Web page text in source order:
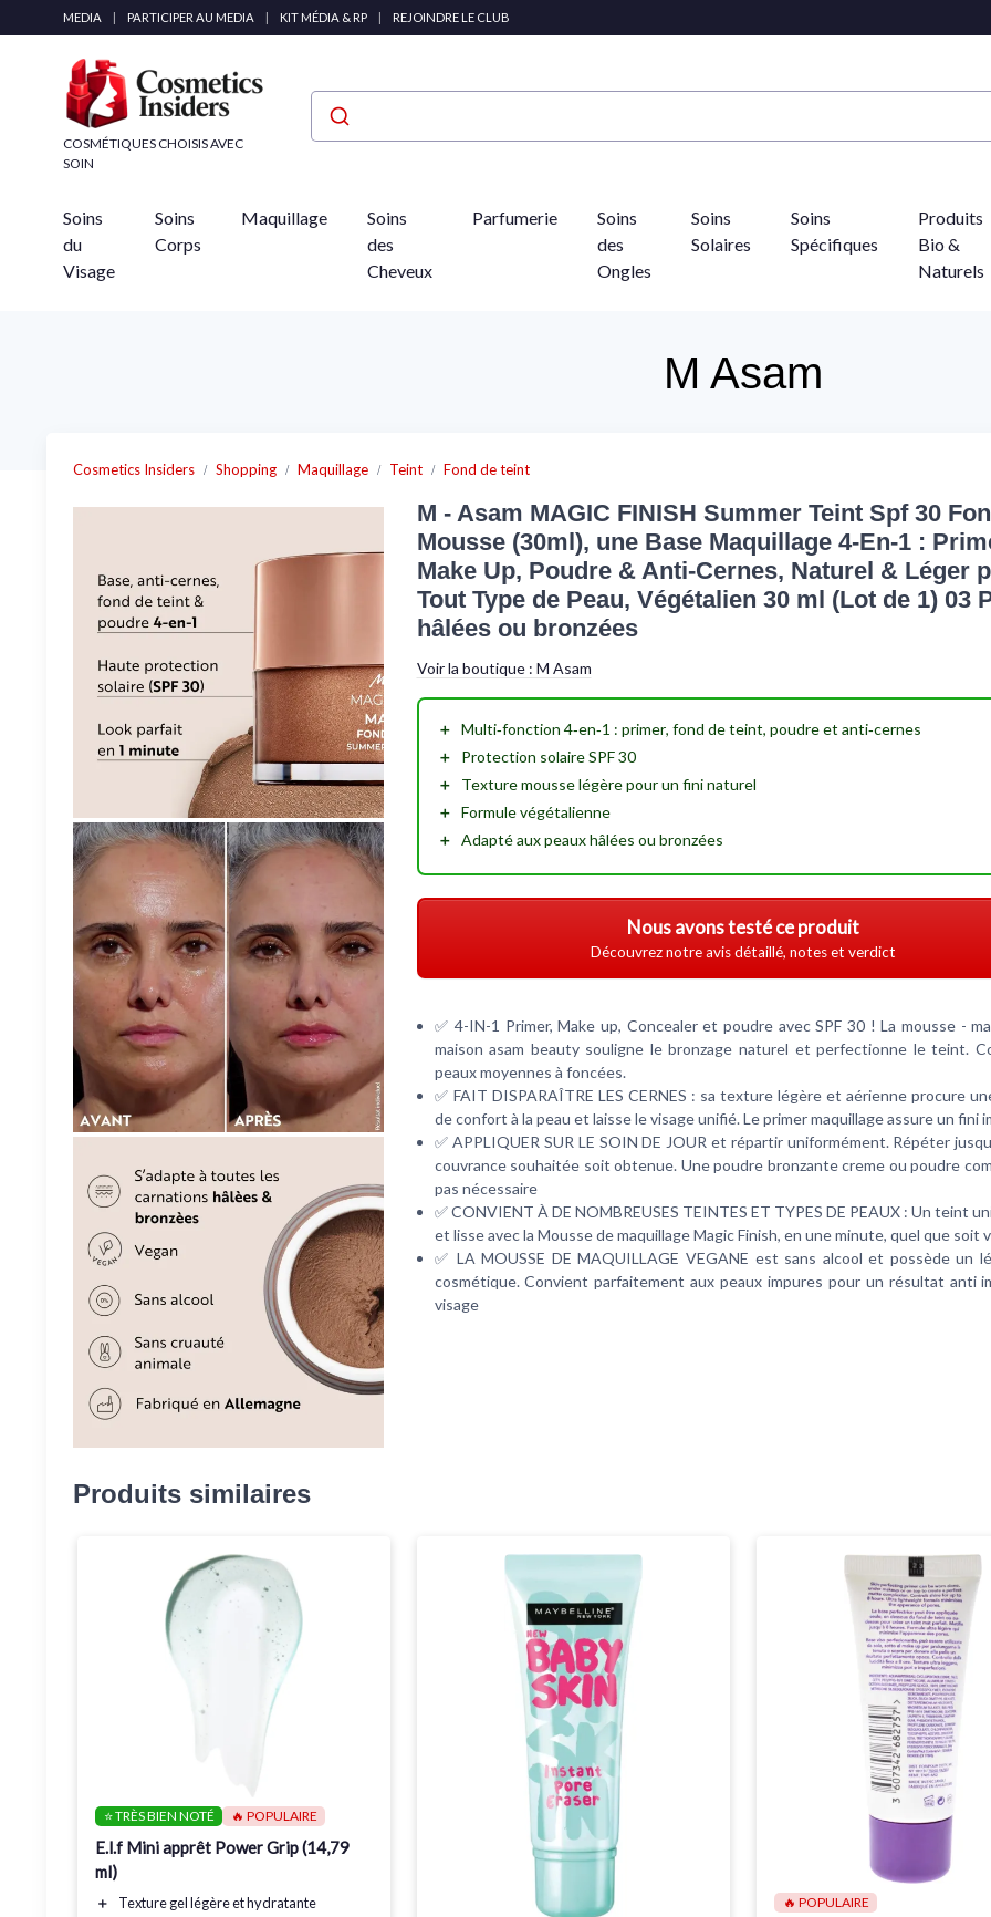
MEDIA | PARTICIPER AU MEDIA | KIT MÉDIA & RP | REJOINDRE LE CLUB
COSMÉTIQUES CHOISIS AVEC
SOIN
Soins
du
Visage
Soins
Corps
Maquillage
Soins
des
Cheveux
Parfumerie
Soins
des
Ongles
Soins
Solaires
Soins
Spécifiques
Produits
Bio &
Naturels
M Asam
Cosmetics Insiders Shopping Maquillage Teint Fond de teint
M - Asam MAGIC FINISH Summer Teint Spf 30
Mousse (30ml), une Base Maquillage 4-En-1 :
Make Up, Poudre & Anti-Cernes, Naturel & Léger
Tout Type de Peau, Végétalien 30 ml (Lot de 1) 03
hâlées ou bronzées
Voir la boutique : M Asam
＋ Multi‑fonction 4‑en‑1 : primer, fond de teint, poudreet anti‑cernes
＋
Protection solaireSPF 30
＋
Texture mousse légère pour un fininaturel
＋ Formulevégétalienne
＋ Adapté auxpeaux hâlées ou bronzées
Nous avons testé ce produit
Découvrez notre avis détaillé, notes et verdict
✅ 4-IN-1 Primer, Make up, Concealer et poudre avec SPF 30 ! La mousse -
maison asam beauty souligne le bronzage naturel et perfectionne le teint.
peaux moyennes à foncées.
✅ FAIT DISPARAÎTRE LES CERNES : sa texture légère et aérienne procure
de confort à la peau et laisse le visage unifié. Le primer maquillage assure un fini
✅ APPLIQUER SUR LE SOIN DE JOUR et répartir uniformément. Répéter
couvrance souhaitée soit obtenue. Une poudre bronzante creme ou poudre
pas nécessaire
✅ CONVIENT À DE NOMBREUSES TEINTES ET TYPES DE PEAUX : Un teint
et lisse avec la Mousse de maquillage Magic Finish, en une minute, quel que soit
✅ LA MOUSSE DE MAQUILLAGE VEGANE est sans alcool et possède un
cosmétique. Convient parfaitement aux peaux impures pour un résultat anti
visage
Produits similaires
⭐ TRÈS BIEN NOTÉ 🔥 POPULAIRE
E.l.f Mini apprêt Power Grip (14,79
ml)
＋ Texture gellégère et hydratante
🔥 POPULAIRE
Panneau de gestion des cookies